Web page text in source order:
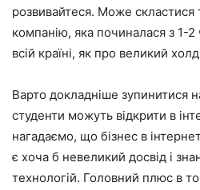
розвивайтеся. Може
компанію, яка починалася з 1-2
всій країні, як про великий
Варто докладніше зупинитися
студенти можуть відкрити в
нагадаємо, що бізнес в
є хоча б невеликий досвід і
технологій. Головний плюс в